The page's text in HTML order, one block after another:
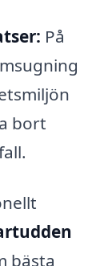
På
bort
bästa